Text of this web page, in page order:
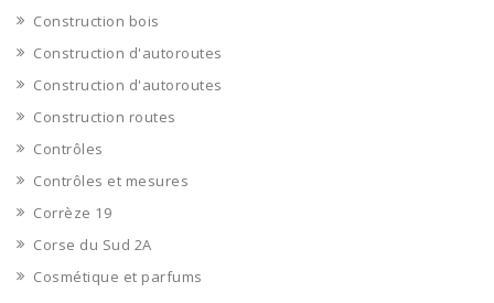
Construction bois
Construction d'autoroutes
Construction d'autoroutes
Construction routes
Contrôles
Contrôles et mesures
Corrèze 19
Corse du Sud 2A
Cosmétique et parfums